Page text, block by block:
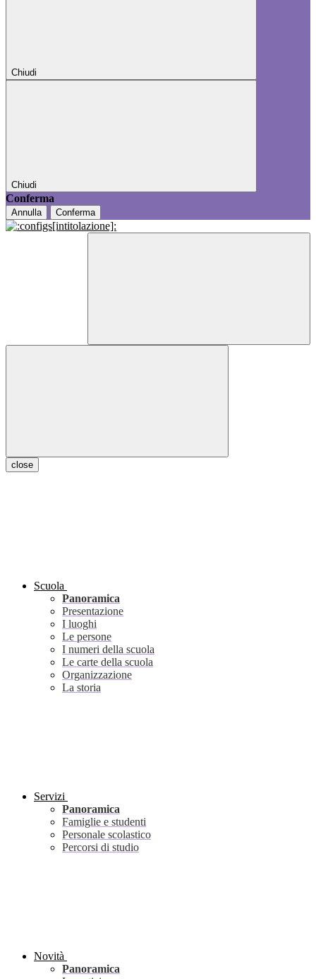
Chiudi
Chiudi
Conferma
Annulla Conferma
close
Scuola
Panoramica
Presentazione
I luoghi
Le persone
I numeri della scuola
Le carte della scuola
Organizzazione
La storia
Servizi
Panoramica
Famiglie e studenti
Personale scolastico
Percorsi di studio
Novità
Panoramica